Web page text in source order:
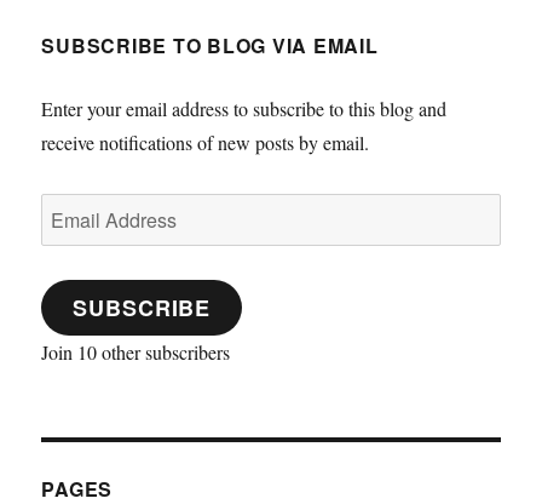
SUBSCRIBE TO BLOG VIA EMAIL
Enter your email address to subscribe to this blog and
receive notifications of new posts by email.
Email
Address
SUBSCRIBE
Join 10 other subscribers
PAGES